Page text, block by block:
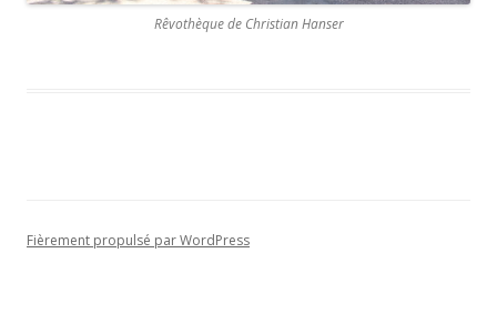
Rêvothèque de Christian Hanser
Fièrement propulsé par WordPress